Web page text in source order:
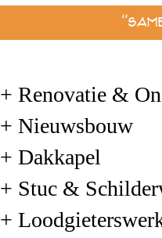
+ Renovatie &
+ Nieuwsbouw
+ Dakkapel
+ Stuc &
+